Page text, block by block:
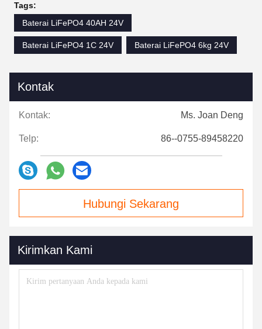
Tags:
Baterai LiFePO4 40AH 24V
Baterai LiFePO4 1C 24V Baterai LiFePO4 6kg 24V
Kontak
Kontak: Ms. Joan Deng
Telp: 86--0755-89458220
Hubungi Sekarang
Kirimkan Kami